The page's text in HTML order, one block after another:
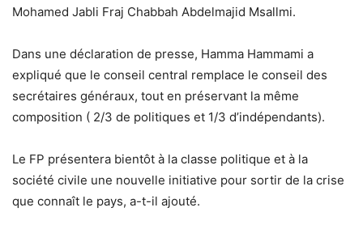
Mohamed Jabli Fraj Chabbah Abdelmajid Msallmi.
Dans une déclaration de presse, Hamma Hammami a
expliqué que le conseil central remplace le conseil des
secrétaires généraux, tout en préservant la même
composition ( 2/3 de politiques et 1/3 d’indépendants).
Le FP présentera bientôt à la classe politique et à la
société civile une nouvelle initiative pour sortir de la crise
que connaît le pays, a-t-il ajouté.